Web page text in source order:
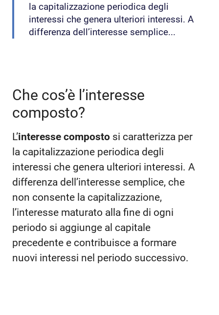
la capitalizzazione periodica degli
interessi che genera ulteriori interessi. A
differenza dell’interesse semplice...
Che cos’è l’interesse
composto?
L’interesse composto si caratterizza per
la capitalizzazione periodica degli
interessi che genera ulteriori interessi. A
differenza dell’interesse semplice, che
non consente la capitalizzazione,
l’interesse maturato alla fine di ogni
periodo si aggiunge al capitale
precedente e contribuisce a formare
nuovi interessi nel periodo successivo.